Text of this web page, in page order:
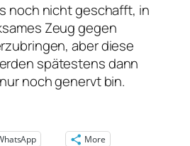
noch nicht geschafft, in
Zeug gegen
aber diese
spätestens dann
noch genervt bin.
More